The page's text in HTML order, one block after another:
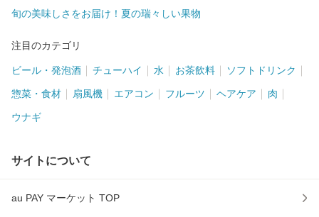
旬の美味しさをお届け！夏の瑞々しい果物
注目のカテゴリ
ビール・発泡酒 チューハイ 水 お茶飲料 ソフトドリンク
惣菜・食材 扇風機 エアコン フルーツ ヘアケア 肉
ウナギ
サイトについて
au PAY マーケット TOP